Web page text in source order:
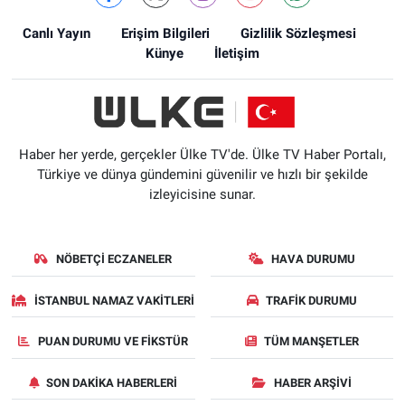
Canlı Yayın Erişim Bilgileri
Gizlilik Sözleşmesi
Künye
İletişim
Haber her yerde, gerçekler Ülke TV'de. Ülke TV Haber Portalı,
Türkiye ve dünya gündemini güvenilir ve hızlı bir şekilde
izleyicisine sunar.
NÖBETÇI ECZANELER HAVA DURUMU
İSTANBUL NAMAZ VAKITLERI TRAFIK DURUMU
PUAN DURUMU VE FIKSTÜR TÜM MANŞETLER
SON DAKIKA HABERLERI HABER ARŞIVI